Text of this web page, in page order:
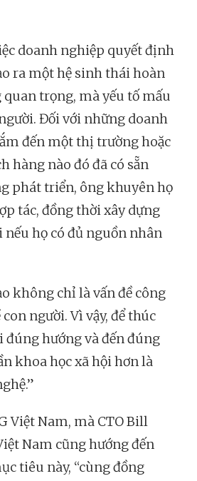
doanh nghiệp quyết định
ra một hệ sinh thái hoàn
trọng, mà yếu tố mấu
Đối với những doanh
đến một thị trường hoặc
hàng nào đó đã có sẵn
phát triển, ông khuyên họ
tác, đồng thời xây dựng
họ có đủ nguồn nhân
không chỉ là vấn đề công
người. Vì vậy, để thúc
đúng hướng và đến đúng
khoa học xã hội hơn là
Việt Nam, mà CTO Bill
Nam cũng hướng đến
tiêu này, “cùng đồng